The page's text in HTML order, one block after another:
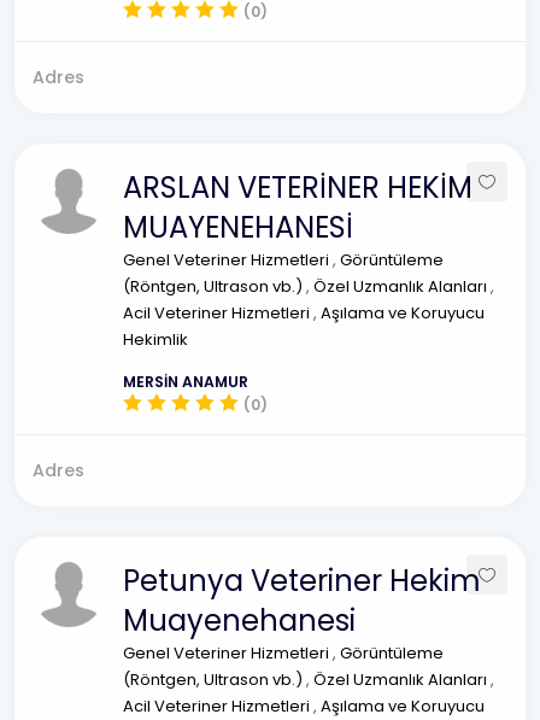
(0)
Adres
ARSLAN VETERİNER HEKİM
MUAYENEHANESİ
Genel Veteriner Hizmetleri , Görüntüleme
(Röntgen, Ultrason vb.) , Özel Uzmanlık Alanları ,
Acil Veteriner Hizmetleri , Aşılama ve Koruyucu
Hekimlik
MERSİN ANAMUR
(0)
Adres
Petunya Veteriner Hekim
Muayenehanesi
Genel Veteriner Hizmetleri , Görüntüleme
(Röntgen, Ultrason vb.) , Özel Uzmanlık Alanları ,
Acil Veteriner Hizmetleri , Aşılama ve Koruyucu